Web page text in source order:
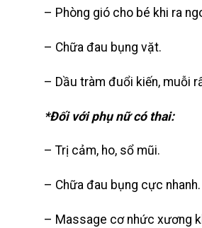
– Phòng gió cho bé khi ra
– Chữa đau bụng vặt.
– Dầu tràm đuổi kiến, muỗi
*Đối với phụ nữ có thai:
– Trị cảm, ho, sổ mũi.
– Chữa đau bụng cực nhanh.
– Massage cơ nhức xương